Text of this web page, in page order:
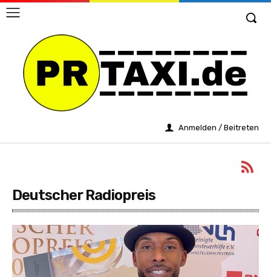
Anmelden / Beitreten
Deutscher Radiopreis